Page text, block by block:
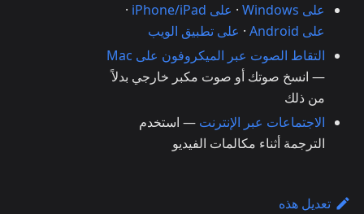
على Windows
· على iPhone/iPad
·
على Android
· على تطبيق الويب
التقاط الصوت عبر الميكروفون على Mac
— انسخ صوتك أو صوت مكبر خارجي بدلاً
من ذلك
الاجتماعات عبر الإنترنت — استخدم
الترجمة أثناء مكالمات الفيديو
تعديل هذه